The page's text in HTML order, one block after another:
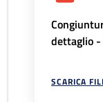
dettaglio
SCARICA